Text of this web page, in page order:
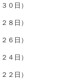
０日）
８日）
６日）
４日）
２日）